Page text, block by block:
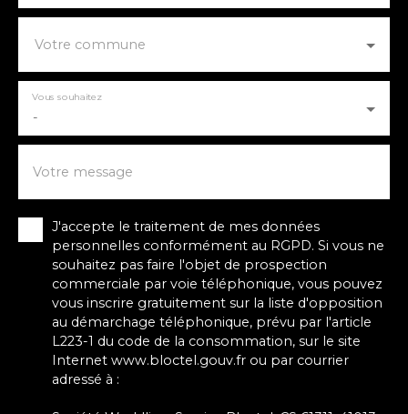
Votre commune
-
Vous souhaitez
Votre message
J'accepte le traitement de mes données
personnelles conformément au RGPD. Si vous ne
souhaitez pas faire l'objet de prospection
commerciale par voie téléphonique, vous pouvez
vous inscrire gratuitement sur la liste d'opposition
au démarchage téléphonique, prévu par l'article
L223-1 du code de la consommation, sur le site
Internet www.bloctel.gouv.fr ou par courrier
adressé à :